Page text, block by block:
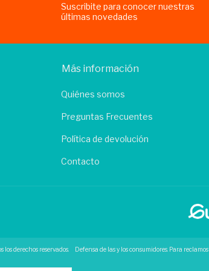
Suscribite para conocer nuestras
últimas novedades
Más información
Quiénes somos
Preguntas Frecuentes
Política de devolución
Contacto
derechos reservados. Defensa de las y los consumidores. Para reclamos